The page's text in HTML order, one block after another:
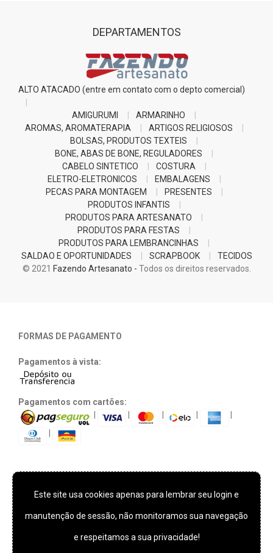
DEPARTAMENTOS
ALTO ATACADO (entre em contato com o depto comercial)
AMIGURUMI
ARMARINHO
AROMAS, AROMATERAPIA
ARTIGOS RELIGIOSOS
BOLSAS, PRODUTOS TEXTEIS
BONE, ABAS DE BONE, REGULADORES
CABELO SINTETICO
COSTURA
ELETRO-ELETRONICOS
EMBALAGENS
PECAS PARA MONTAGEM
PRESENTES
PRODUTOS INFANTIS
PRODUTOS PARA ARTESANATO
PRODUTOS PARA FESTAS
PRODUTOS PARA LEMBRANCINHAS
SALDAO E OPORTUNIDADES
SCRAPBOOK
TECIDOS
© 2021 Fazendo Artesanato - Todos os direitos reservados.
FORMAS DE PAGAMENTO
Pagamentos à vista:
Pagamentos com cartões:
TECNOLOGIA E SEGURANÇA
Este site usa cookies apenas para lembrar seu login e
manutenção de sessão, não monitoramos sua navegação
e respeitamos a sua privacidade!